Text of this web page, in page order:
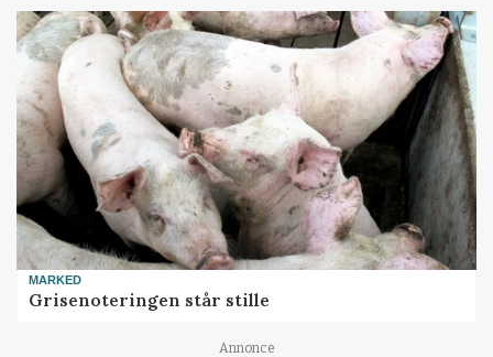
MARKED
Grisenoteringen står stille
Annonce